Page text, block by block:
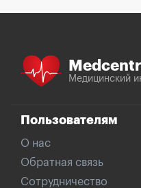
Медицинский
Пользователям
О нас
Обратная связь
Сотрудничество